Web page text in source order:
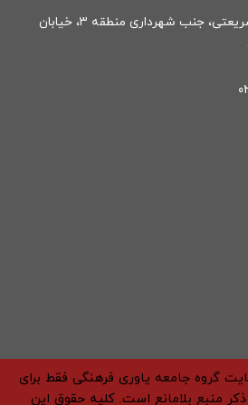
نشانی: تهران، خیابان دکتر شریعتی، جنب شهرداری منطقه ۳، خیابان
گروه جامعه یاوری فرهنگی فقط برای
منبع بلامانع است. کلیه حقوق این